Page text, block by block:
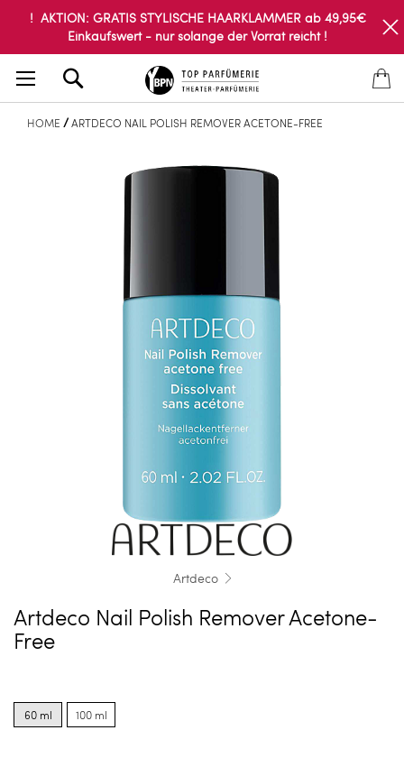
! AKTION: GRATIS STYLISCHE HAARKLAMMER ab 49,95€
Einkaufswert - nur solange der Vorrat reicht !
HOME ARTDECO NAIL POLISH REMOVER ACETONE-FREE
Artdeco
Artdeco Nail Polish Remover Acetone-
Free
options
for60 ml
options
for
100 ml